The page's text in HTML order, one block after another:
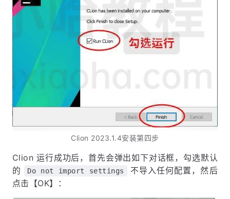
Clion 2023.1.4安装第四步
Clion 运行成功后，首先会弹出如下对话框，勾选默认
的
Do not import settings
不导入任何配置，然后
点击【OK】：